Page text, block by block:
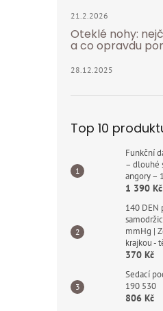
21.2.2026
Oteklé nohy:
a co opravdu
28.12.2025
Top 10
Funkční
– dlouhé
angory –
1 390 Kč
140 DEN
mmHg |
krajkou -
370 Kč
Sedací
190 530
806 Kč